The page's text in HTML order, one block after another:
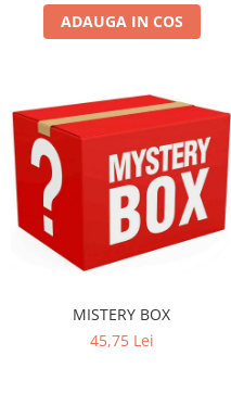
ADAUGA IN COS
MISTERY BOX
45,75 Lei